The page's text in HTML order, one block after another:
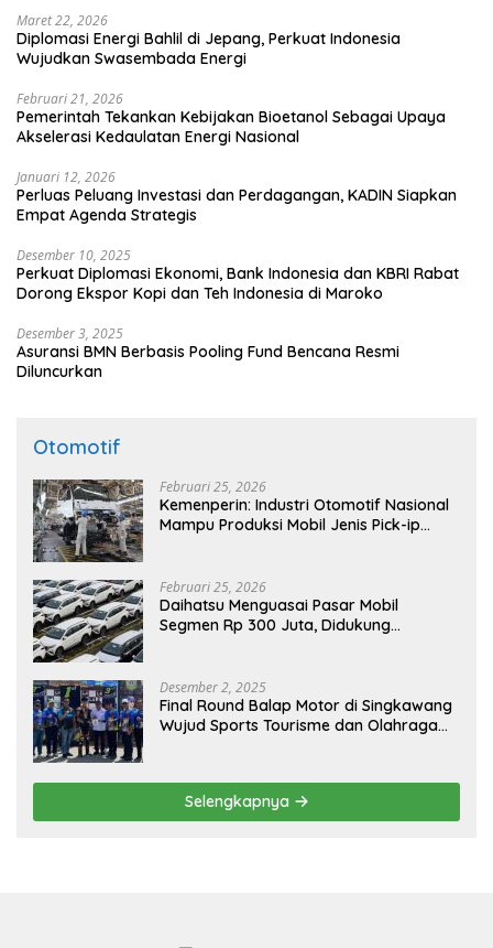
Maret 22, 2026
Diplomasi Energi Bahlil di Jepang, Perkuat Indonesia
Wujudkan Swasembada Energi
Februari 21, 2026
Pemerintah Tekankan Kebijakan Bioetanol Sebagai Upaya
Akselerasi Kedaulatan Energi Nasional
Januari 12, 2026
Perluas Peluang Investasi dan Perdagangan, KADIN Siapkan
Empat Agenda Strategis
Desember 10, 2025
Perkuat Diplomasi Ekonomi, Bank Indonesia dan KBRI Rabat
Dorong Ekspor Kopi dan Teh Indonesia di Maroko
Desember 3, 2025
Asuransi BMN Berbasis Pooling Fund Bencana Resmi
Diluncurkan
Otomotif
Februari 25, 2026
Kemenperin: Industri Otomotif Nasional
Mampu Produksi Mobil Jenis Pick-ip
Februari 25, 2026
Daihatsu Menguasai Pasar Mobil
Segmen Rp 300 Juta, Didukung
Desember 2, 2025
Final Round Balap Motor di Singkawang
Wujud Sports Tourisme dan Olahraga
Selengkapnya